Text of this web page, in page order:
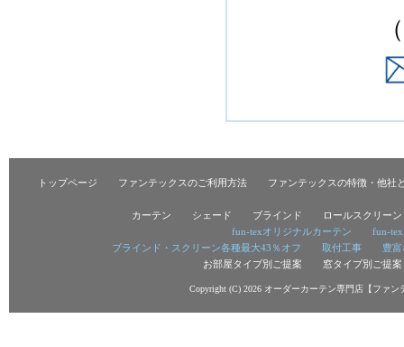
トップページ ファンテックスのご利用方法 ファンテックスの特徴・他社
カーテン シェード ブラインド
ロールスクリーン
fun-texオリジナルカーテン
fun-
ブラインド・スクリーン各種最大43％オフ
取付工事
豊
お部屋タイプ別ご提案
窓タイプ別ご提案
Copyright (C) 2026 オーダーカーテン専門店【ファン